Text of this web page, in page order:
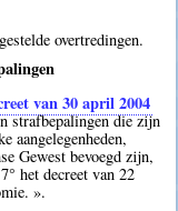
overtredingen.
van 30 april 2004
strafbepalingen die zijn
aangelegenheden,
Gewest bevoegd zijn,
het decreet van 22
».